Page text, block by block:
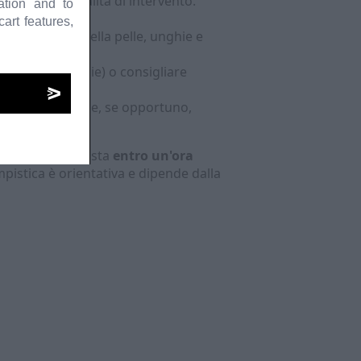
idoneo.
obiettivo della pelle, unghie e
biopsie) o consigliare
domiciliare e, se opportuno,
uno specialista entro un'ora
è orientativa e dipende dalla
and to
features,